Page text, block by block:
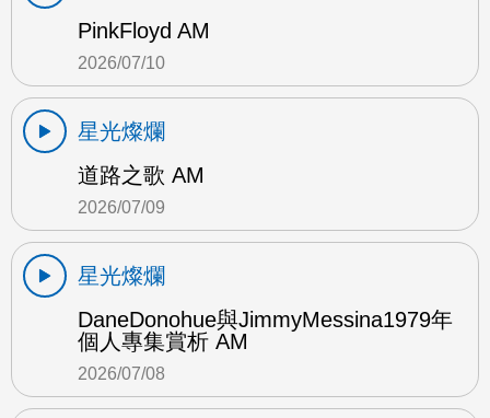
PinkFloyd AM
2026/07/10
星光燦爛
道路之歌 AM
2026/07/09
星光燦爛
DaneDonohue與JimmyMessina1979年
個人專集賞析 AM
2026/07/08